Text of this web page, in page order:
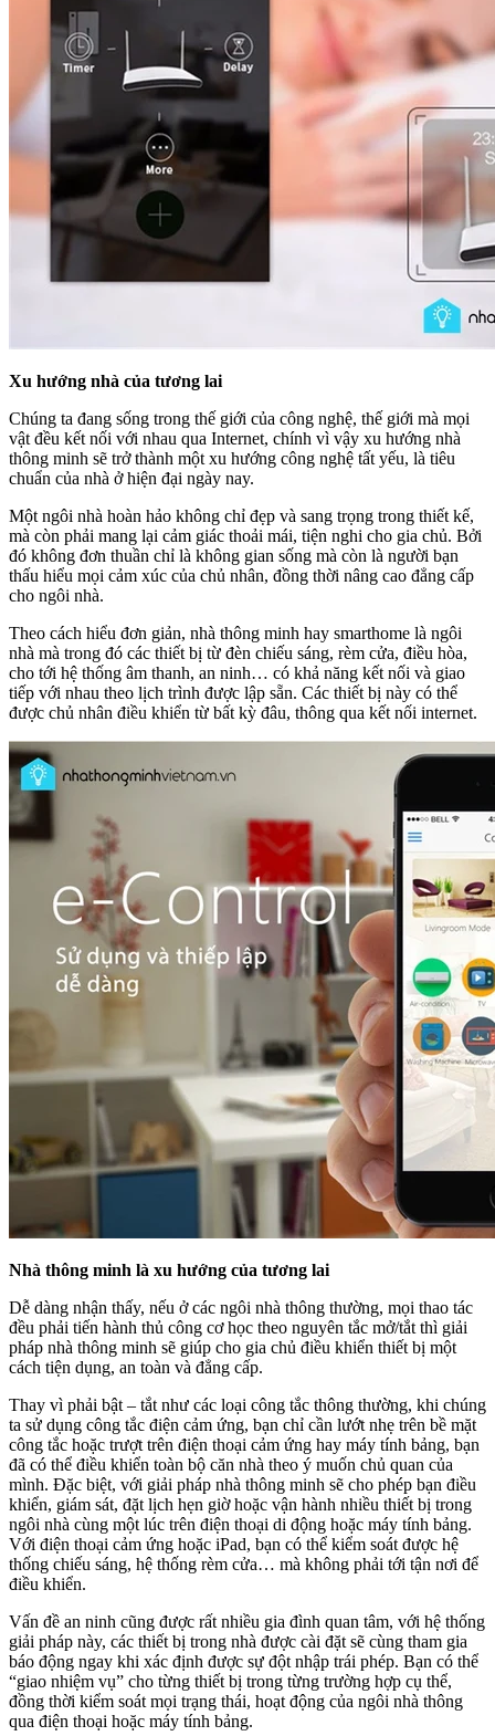
Xu hướng nhà của tương lai
Chúng ta đang sống trong thế giới của công nghệ, thế giới mà mọi
vật đều kết nối với nhau qua Internet, chính vì vậy xu hướng nhà
thông minh sẽ trở thành một xu hướng công nghệ tất yếu, là tiêu
chuẩn của nhà ở hiện đại ngày nay.
Một ngôi nhà hoàn hảo không chỉ đẹp và sang trọng trong thiết kế,
mà còn phải mang lại cảm giác thoải mái, tiện nghi cho gia chủ. Bởi
đó không đơn thuần chỉ là không gian sống mà còn là người bạn
thấu hiểu mọi cảm xúc của chủ nhân, đồng thời nâng cao đẳng cấp
cho ngôi nhà.
Theo cách hiểu đơn giản, nhà thông minh hay smarthome là ngôi
nhà mà trong đó các thiết bị từ đèn chiếu sáng, rèm cửa, điều hòa,
cho tới hệ thống âm thanh, an ninh… có khả năng kết nối và giao
tiếp với nhau theo lịch trình được lập sẵn. Các thiết bị này có thể
được chủ nhân điều khiển từ bất kỳ đâu, thông qua kết nối internet.
Nhà thông minh là xu hướng của tương lai
Dễ dàng nhận thấy, nếu ở các ngôi nhà thông thường, mọi thao tác
đều phải tiến hành thủ công cơ học theo nguyên tắc mở/tắt thì giải
pháp nhà thông minh sẽ giúp cho gia chủ điều khiển thiết bị một
cách tiện dụng, an toàn và đẳng cấp.
Thay vì phải bật – tắt như các loại công tắc thông thường, khi chúng
ta sử dụng công tắc điện cảm ứng, bạn chỉ cần lướt nhẹ trên bề mặt
công tắc hoặc trượt trên điện thoại cảm ứng hay máy tính bảng, bạn
đã có thể điều khiển toàn bộ căn nhà theo ý muốn chủ quan của
mình. Đặc biệt, với giải pháp nhà thông minh sẽ cho phép bạn điều
khiển, giám sát, đặt lịch hẹn giờ hoặc vận hành nhiều thiết bị trong
ngôi nhà cùng một lúc trên điện thoại di động hoặc máy tính bảng.
Với điện thoại cảm ứng hoặc iPad, bạn có thể kiểm soát được hệ
thống chiếu sáng, hệ thống rèm cửa… mà không phải tới tận nơi để
điều khiển.
Vấn đề an ninh cũng được rất nhiều gia đình quan tâm, với hệ thống
giải pháp này, các thiết bị trong nhà được cài đặt sẽ cùng tham gia
báo động ngay khi xác định được sự đột nhập trái phép. Bạn có thể
“giao nhiệm vụ” cho từng thiết bị trong từng trường hợp cụ thể,
đồng thời kiểm soát mọi trạng thái, hoạt động của ngôi nhà thông
qua điện thoại hoặc máy tính bảng.